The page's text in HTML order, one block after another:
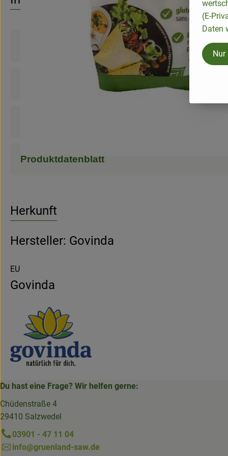
Produktinformationen
Produktdatenblatt
Herkunft
Hersteller: Govinda
EU
Govinda
Du hast eine Frage? Wir helfen gerne:
Chüdenstraße 4
29410 Salzwedel
03901 - 47 11 04
info@gruenland-saw.de
(E-
Daten
Nur